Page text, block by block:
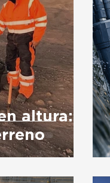
altura: